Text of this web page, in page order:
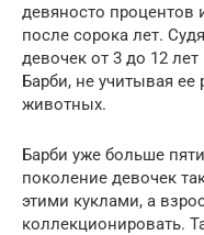
девяносто
после сорока лет.
девочек от 3 до 12
Барби, не учитывая ее
животных.
Барби уже больше
поколение девочек
этими куклами, а
коллекционировать.